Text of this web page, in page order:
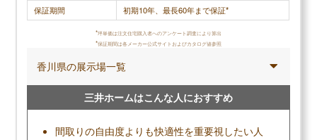
安心しています。 ただ担当の方がお客さんが多く付
いていたので よく約束の期限が過ぎることがあり
そこは少し不信感がありました。 間取りもかなり自
調査概要
保証期間
初期10年、最長60年まで保証*
*坪単価は注文住宅購入者へのアンケート調査により算出
*保証期間は各メーカー公式サイトおよびカタログ値参照
香川県の展示場一覧
三井ホームはこんな人におすすめ
間取りの自由度よりも快適性を重要視したい人